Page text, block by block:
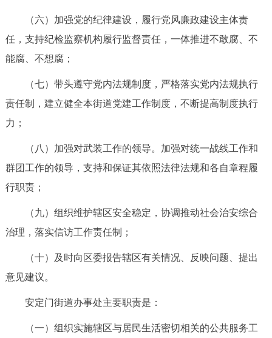
（六）加强党的纪律建设，履行党风廉政建设主体责
任，支持纪检监察机构履行监督责任，一体推进不敢腐、不
能腐、不想腐；
（七）带头遵守党内法规制度，严格落实党内法规执行
责任制，建立健全本街道党建工作制度，不断提高制度执行
力；
（八）加强对武装工作的领导。加强对统一战线工作和
群团工作的领导，支持和保证其依照法律法规和各自章程履
行职责；
（九）组织维护辖区安全稳定，协调推动社会治安综合
治理，落实信访工作责任制；
（十）及时向区委报告辖区有关情况、反映问题、提出
意见建议。
安定门街道办事处主要职责是：
（一）组织实施辖区与居民生活密切相关的公共服务工